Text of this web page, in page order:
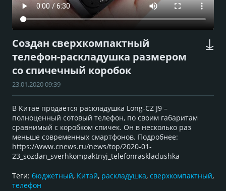
Создан сверхкомпактный
телефон-раскладушка размером
со спичечный коробок
23.01.2020 09:39
В Китае продается раскладушка Long-CZ J9 –
полноценный сотовый телефон, по своим габаритам
сравнимый с коробком спичек. Он в несколько раз
меньше современных смартфонов. Подробнее:
https://www.cnews.ru/news/top/2020-01-
23_sozdan_sverhkompaktnyj_telefonraskladushka
Теги: бюджетный, Китай, раскладушка, сверхкомпактный,
телефон